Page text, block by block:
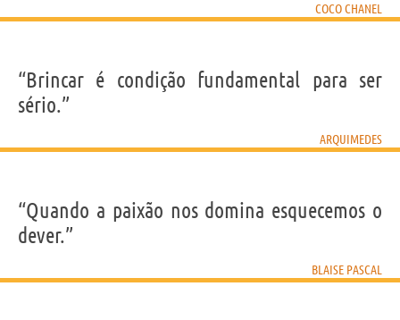
COCO CHANEL
“Brincar é condição fundamental para ser
sério.”
ARQUIMEDES
“Quando a paixão nos domina esquecemos o
dever.”
BLAISE PASCAL